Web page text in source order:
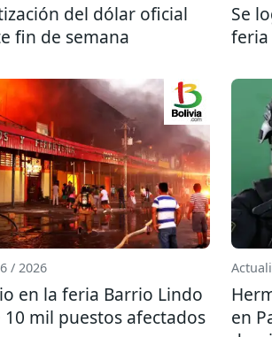
del dólar oficial
fin de semana
Se
feria
/ 2026
en la feria Barrio Lindo
10 mil puestos afectados
en